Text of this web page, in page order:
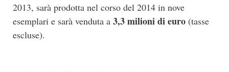
2013, sarà prodotta nel corso del 2014 in nove
esemplari e sarà venduta a 3,3 milioni di euro (tasse
escluse).